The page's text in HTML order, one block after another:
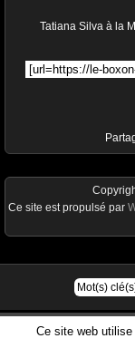
Tatiana Silva à la
Ce site web
Ce site est propulsé par